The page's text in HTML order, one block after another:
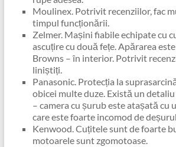
Moulinex. Potrivit recenziilor, fac
timpul funcționării.
Zelmer. Mașini fiabile echipate cu
ascuțire cu două fețe. Apărarea
Browns – în interior. Potrivit
liniștiți.
Panasonic. Protecția la
obicei multe duze. Există un
– camera cu șurub este atașată cu
care este foarte incomod de
Kenwood. Cuțitele sunt de foarte
motoarele sunt zgomotoase.